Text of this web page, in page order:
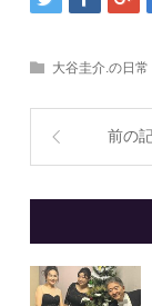
大谷圭介.の日常
前の